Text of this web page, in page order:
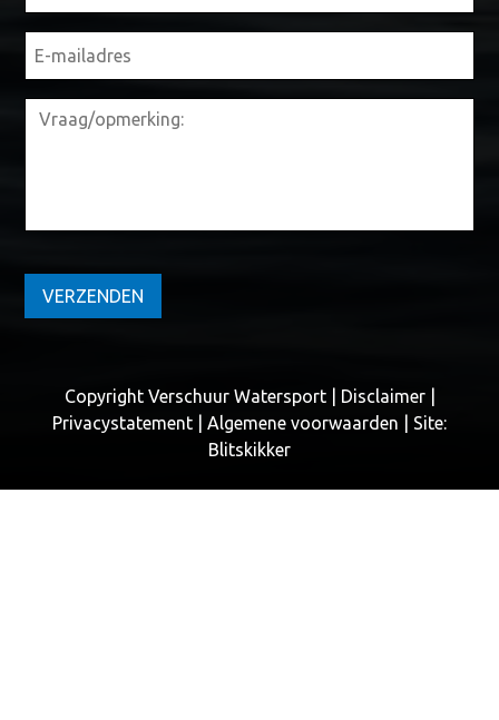
VERZENDEN
Copyright Verschuur Watersport | Disclaimer|
Privacystatement
Algemene voorwaarden | Site:
Blitskikker